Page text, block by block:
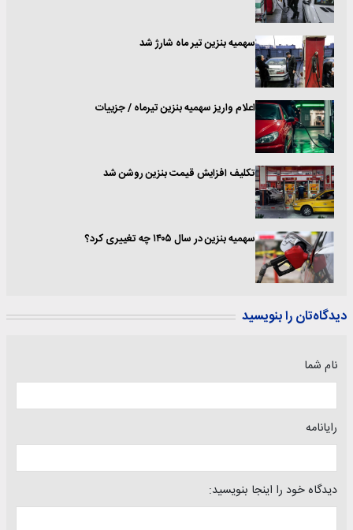
سهمیه بنزین تیر ماه شارژ شد
اعلام واریز سهمیه بنزین تیرماه / جزییات
تکلیف افزایش قیمت بنزین روشن شد
سهمیه بنزین در سال ۱۴۰۵ چه تغییری کرد؟
دیدگاه‌تان را بنویسید
نام شما
رایانامه
دیدگاه خود را اینجا بنویسید: